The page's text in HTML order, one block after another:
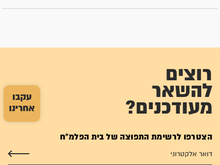
עקבו
אחרינו
רוצים
להשאר
מעודכנים?
הצטרפו לרשימת התפוצה של בית הפלמ"ח